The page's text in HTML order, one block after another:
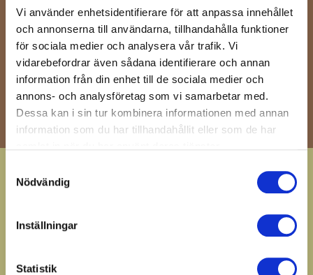
Vi använder enhetsidentifierare för att anpassa innehållet
och annonserna till användarna, tillhandahålla funktioner
för sociala medier och analysera vår trafik. Vi
vidarebefordrar även sådana identifierare och annan
information från din enhet till de sociala medier och
annons- och analysföretag som vi samarbetar med.
Dessa kan i sin tur kombinera informationen med annan
information som du har tillhandahållit eller som de har
Nödvändig
Inställningar
Statistik
Få våra senaste nyheter och erbjudanden
Du kan avbryta prenumerationen när som helst. För
detta ändamål, vänligen hitta vår kontaktinformation i
det rättsliga meddelandet.